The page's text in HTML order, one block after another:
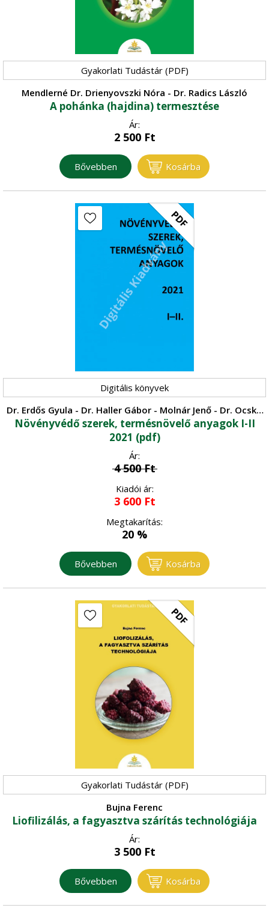
Gyakorlati Tudástár (PDF)
Mendlerné Dr. Drienyovszki Nóra - Dr. Radics László
A pohánka (hajdina) termesztése
Ár:
2 500Ft
Bővebben Kosárba
PDF
Digitális könyvek
Dr. Erdős Gyula - Dr. Haller Gábor - Molnár Jenő - Dr. Ocskó
Zoltán
Növényvédő szerek, termésnövelő anyagok I-II
2021 (pdf)
Ár:
4 500Ft
Kiadói ár:
3 600Ft
Megtakarítás:
20 %
Bővebben Kosárba
PDF
Gyakorlati Tudástár (PDF)
Bujna Ferenc
Liofilizálás, a fagyasztva szárítás technológiája
Ár:
3 500Ft
Bővebben Kosárba